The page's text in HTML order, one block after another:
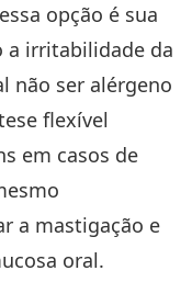
opção é sua
a irritabilidade da
não ser alérgeno
flexível
em casos de
a mastigação e
oral.